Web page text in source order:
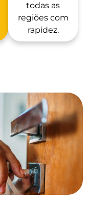
todas as
regiões com
rapidez.